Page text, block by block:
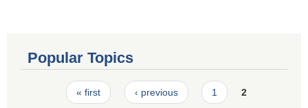
Popular Topics
Pages« first ‹ previous 1 2